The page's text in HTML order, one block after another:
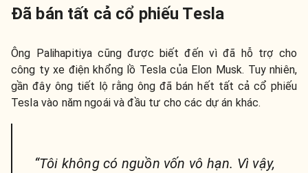
Đã bán tất cả cổ phiếu Tesla
Ông Palihapitiya cũng được biết đến vì đã hỗ trợ cho
công ty xe điện khổng lồ Tesla của Elon Musk. Tuy nhiên,
gần đây ông tiết lộ rằng ông đã bán hết tất cả cổ phiếu
Tesla vào năm ngoái và đầu tư cho các dự án khác.
“Tôi không có nguồn vốn vô hạn. Vì vậy,